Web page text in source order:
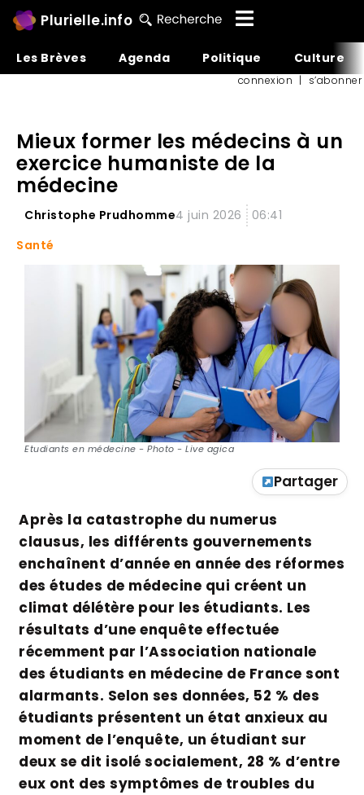
Plurielle.info
Les Brèves Agenda Politique Culture
connexion | s’abonner
Mieux former les médecins à un
exercice humaniste de la
médecine
Christophe Prudhomme4 juin 2026
06:41
Santé
Etudiants en médecine - Photo - Live agica
Partager
Après la catastrophe du numerus
clausus, les différents gouvernements
enchaînent d’année en année des réformes
des études de médecine qui créent un
climat délétère pour les étudiants. Les
résultats d’une enquête effectuée
récemment par l’Association nationale
des étudiants en médecine de France sont
alarmants. Selon ses données, 52 % des
étudiants présentent un état anxieux au
moment de l’enquête, un étudiant sur
deux se dit isolé socialement, 28 % d’entre
eux ont des symptômes de troubles du